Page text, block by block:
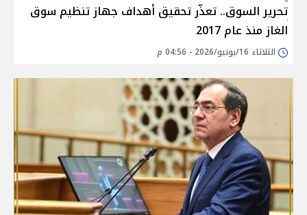
تحرير السوق.. تعذّر تحقيق أهداف جهاز تنظيم سوق
الغاز منذ عام 2017
الثلاثاء 16/يونيو/2026 - 04:56 م